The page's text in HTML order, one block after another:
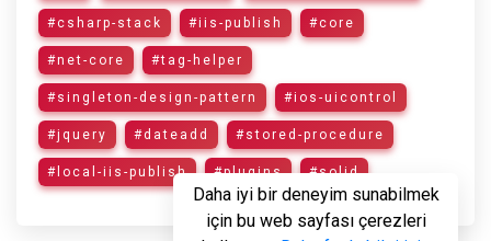
#csharp-stack #iis-publish #core
#net-core #tag-helper
#singleton-design-pattern #ios-uicontrol
#jquery #dateadd #stored-procedure
#local-iis-publish #plugins #solid
Daha iyi bir deneyim sunabilmek
için bu web sayfası çerezleri